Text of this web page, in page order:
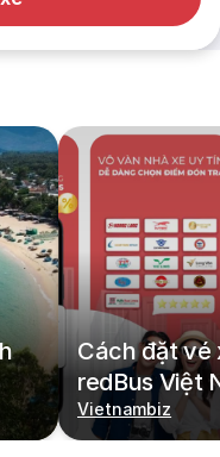
Cách đặt vé
redBus Việt
Vietnambiz